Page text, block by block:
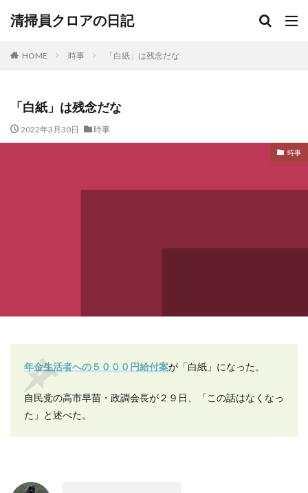
清掃員クロアの日記
HOME 時事 「白紙」は残念だな
「白紙」は残念だな
2022年3月30日 時事
時事
年金生活者への５０００円給付案が「白紙」になった。
自民党の高市早苗・政調会長が２９日、「この話はなくなっ
た」と述べた。